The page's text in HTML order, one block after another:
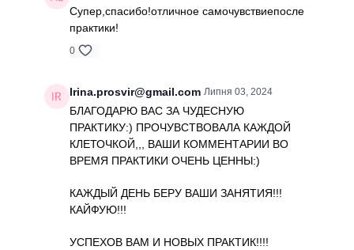
Супер,спасибо!отличное самочувствиепосле
практики!
0
Irina.prosvir@gmail.com Липня 03, 2024
БЛАГОДАРЮ ВАС ЗА ЧУДЕСНУЮ
ПРАКТИКУ:) ПРОЧУВСТВОВАЛА КАЖДОЙ
КЛЕТОЧКОЙ,,, ВАШИ КОММЕНТАРИИ ВО
ВРЕМЯ ПРАКТИКИ ОЧЕНЬ ЦЕННЫ:)
КАЖДЫЙ ДЕНЬ БЕРУ ВАШИ ЗАНЯТИЯ!!!
КАЙФУЮ!!!
УСПЕХОВ ВАМ И НОВЫХ ПРАКТИК!!!!